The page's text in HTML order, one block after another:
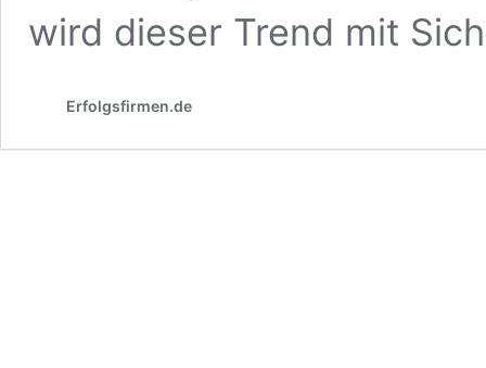
wird dieser Trend mit
Erfolgsfirmen.de